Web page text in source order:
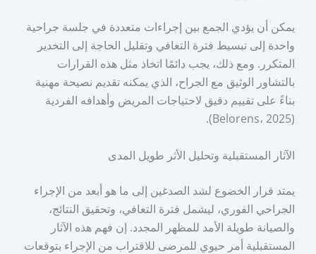
يمكن أن يؤدي الجمع بين إجراءات متعددة في جلسة جراحية
واحدة إلى تبسيط فترة التعافي وتقليل الحاجة إلى التخدير
المتكرر. ومع ذلك، يجب دائمًا اتخاذ مثل هذه القرارات
بالتشاور الوثيق مع الجراح، الذي يمكنه تقديم نصيحة مهنية
بناءً على تقييم دقيق لاحتياجات المريض وأهدافه الفردية
(Belorens، 2025).
الآثار المستقبلية وتحليل الأثر طويل المدى
يمتد قرار الخضوع لشد الصدغين إلى ما هو أبعد من الإجراء
الجراحي الفوري، ليشمل فترة التعافي، وتحقيق النتائج،
والصيانة طويلة الأمد للمظهر المجدد. إن فهم هذه الآثار
المستقبلية أمر حيوي للمرضى للاقتراب من الإجراء بتوقعات